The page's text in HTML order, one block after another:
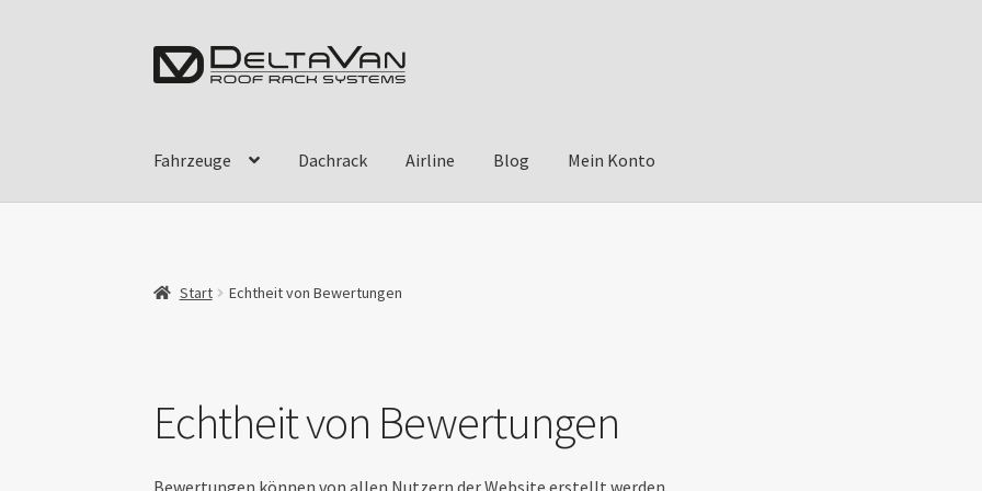
Zur
Navigation
Zum
Inhalt
Fahrzeuge Dachrack Airline Blog Mein Konto
Start Echtheit von Bewertungen
Echtheit von Bewertungen